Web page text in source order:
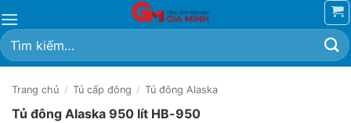
qua
nội
dung
Tìm
kiếm:
Trang chủ / Tủ cấp đông / Tủ đông Alaska
Tủ đông Alaska 950 lít HB-950